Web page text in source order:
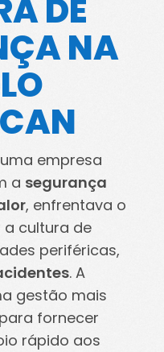
DE
NA
empresa
a segurança
, enfrentava o
a cultura de
periféricas,
. A
gestão mais
fornecer
rápido aos